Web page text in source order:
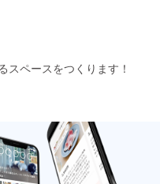
スペースをつくります！